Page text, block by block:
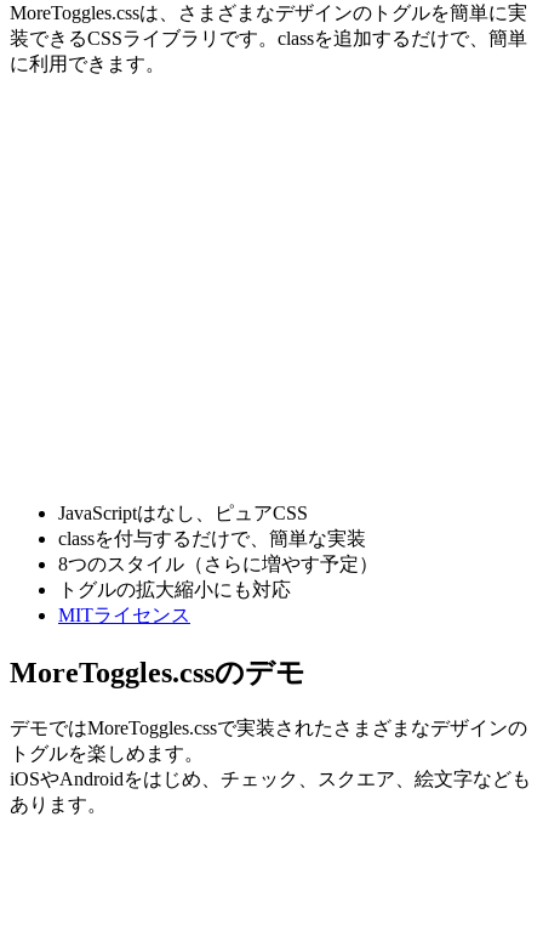
MoreToggles.cssは、さまざまなデザインのトグルを簡単に実
装できるCSSライブラリです。classを追加するだけで、簡単
に利用できます。
JavaScriptはなし、ピュアCSS
classを付与するだけで、簡単な実装
8つのスタイル（さらに増やす予定）
トグルの拡大縮小にも対応
MITライセンス
MoreToggles.cssのデモ
デモではMoreToggles.cssで実装されたさまざまなデザインの
トグルを楽しめます。
iOSやAndroidをはじめ、チェック、スクエア、絵文字なども
あります。